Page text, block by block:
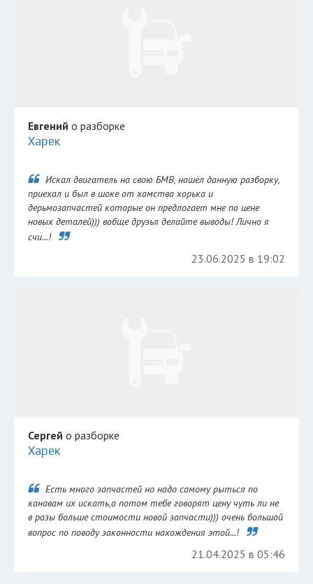
Евгений о разборке
Харек
Искал двигатель на свою БМВ, нашёл данную разборку,
приехал и был в шоке от хамства хорька и
дерьмозапчастей которые он предлогает мне по цене
новых деталей))) вобще друзья делайте выводы! Лично я
счи...!
23.06.2025 в 19:02
Сергей о разборке
Харек
Есть много запчастей но надо самому рыться по
канавам их искать,а потом тебе говорят цену чуть ли не
в разы больше стоимости новой запчасти))) очень большой
вопрос по поводу законности нахождения этой...!
21.04.2025 в 05:46